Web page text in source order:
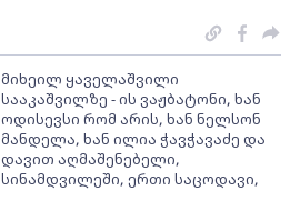
მიხეილ ყაველაშვილი
სააკაშვილზე - ის ვაჟბატონი, ხან
ოდისევსი რომ არის, ხან ნელსონ
მანდელა, ხან ილია ჭავჭავაძე და
დავით აღმაშენებელი,
სინამდვილეში, ერთი საცოდავი,